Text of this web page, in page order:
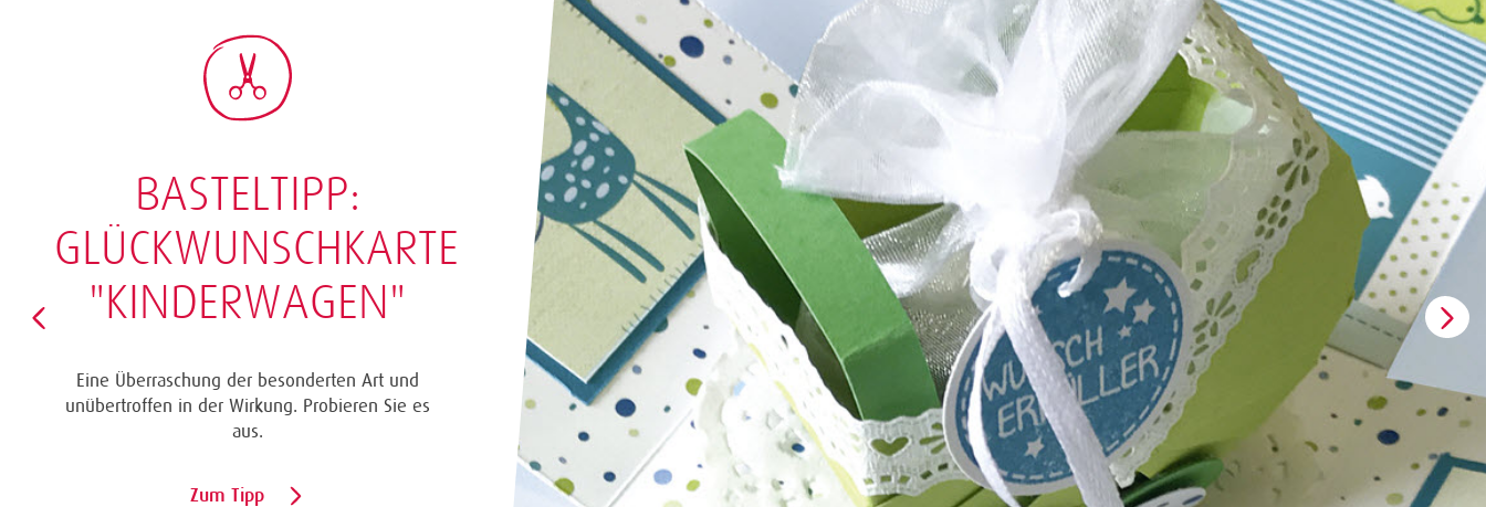
BASTELTIPP:
GLÜCKWUNSCHKARTE
"KINDERWAGEN"
Eine Überraschung der besonderten Art und
unübertroffen in der Wirkung. Probieren Sie es
aus.
Zum Tipp